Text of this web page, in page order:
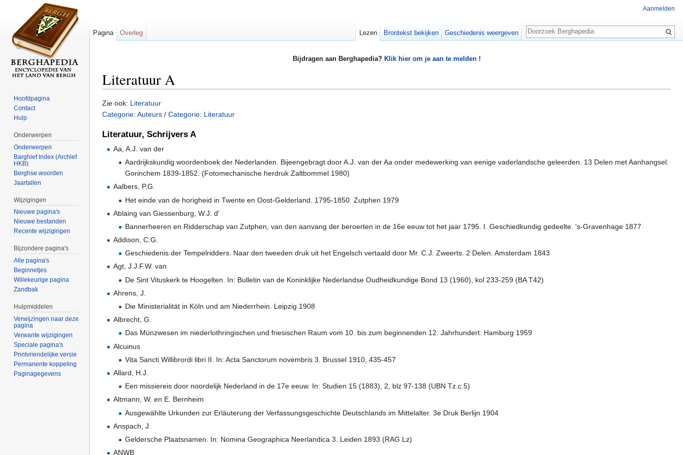
Bijdragen aan Berghapedia? Klik hier om je aan te melden !
Literatuur A
Zie ook: Literatuur
Categorie: Auteurs / Categorie: Literatuur
Literatuur, Schrijvers A
Aa, A.J. van der
Aardrijkskundig woordenboek der Nederlanden. Bijeengebragt door A.J. van der Aa onder medewerking van eenige vaderlandsche geleerden. 13 Delen met Aanhangsel.
Gorinchem 1839-1852. (Fotomechanische herdruk Zaltbommel 1980)
Aalbers, P.G.
Het einde van de horigheid in Twente en Oost-Gelderland. 1795-1850. Zutphen 1979
Ablaing van Giessenburg, W.J. d'
Bannerheeren en Ridderschap van Zutphen, van den aanvang der beroerten in de 16e eeuw tot het jaar 1795. I. Geschiedkundig gedeelte. 's-Gravenhage 1877
Addison, C.G.
Geschiedenis der Tempelridders. Naar den tweeden druk uit het Engelsch vertaald door Mr. C.J. Zweerts. 2 Delen. Amsterdam 1843
Agt, J.J.F.W. van
De Sint Vituskerk te Hoogelten. In: Bulletin van de Koninklijke Nederlandse Oudheidkundige Bond 13 (1960), kol 233-259 (BA T42)
Ahrens, J.
Die Ministerialität in Köln und am Niederrhein. Leipzig 1908
Albrecht, G.
Das Münzwesen im niederlothringischen und friesischen Raum vom 10. bis zum beginnenden 12. Jahrhundert. Hamburg 1959
Alcuinus
Vita Sancti Willibrordi libri II. In: Acta Sanctorum novembris 3. Brussel 1910, 435-457
Allard, H.J.
Een missiereis door noordelijk Nederland in de 17e eeuw. In: Studien 15 (1883), 2, blz 97-138 (UBN Tz.c.5)
Altmann, W. en E. Bernheim
Ausgewählte Urkunden zur Erläuterung der Verfassungsgeschichte Deutschlands im Mittelalter. 3e Druk Berlijn 1904
Anspach, J.
Geldersche Plaatsnamen. In: Nomina Geographica Neerlandica 3. Leiden 1893 (RAG Lz)
ANWB
Aanmelden
Pagina Overleg Lezen Brontekst bekijken Geschiedenis weergeven
Zoeken
Hoofdpagina
Contact
Hulp
Onderwerpen
Onderwerpen
Barghief Index (Archief
HKB)
Berghse woorden
Jaartallen
Wijzigingen
Nieuwe pagina's
Nieuwe bestanden
Recente wijzigingen
Bijzondere pagina's
Alle pagina's
Beginnetjes
Willekeurige pagina
Zandbak
Hulpmiddelen
Verwijzingen naar deze
pagina
Verwante wijzigingen
Speciale pagina's
Printvriendelijke versie
Permanente koppeling
Paginagegevens